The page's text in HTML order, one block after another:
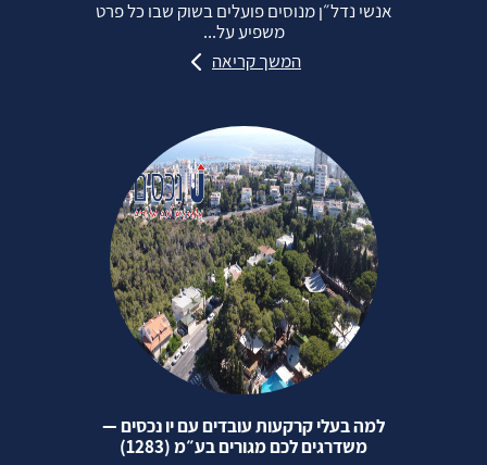
אנשי נדל״ן מנוסים פועלים בשוק שבו כל פרט
משפיע על...
המשך קריאה
למה בעלי קרקעות עובדים עם יו נכסים —
משדרגים לכם מגורים בע״מ (1283)